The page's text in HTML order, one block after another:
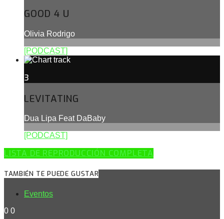
GOOD 4 U
Olivia Rodrigo
[PODCAST]
3
LEVITATING
Dua Lipa Feat DaBaby
[PODCAST]
LISTA DE REPRODUCCIÓN COMPLETA
TAMBIÉN TE PUEDE GUSTAR
Eventos
0 0